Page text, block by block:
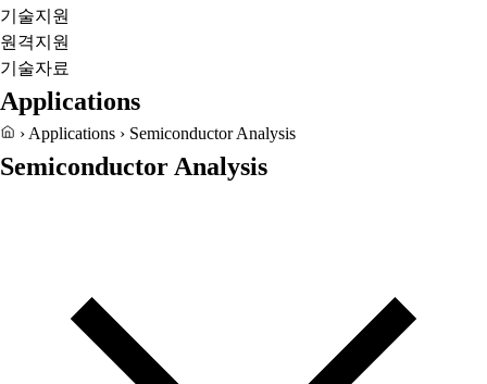
기술지원
원격지원
기술자료
Applications
› Applications › Semiconductor Analysis
Semiconductor Analysis